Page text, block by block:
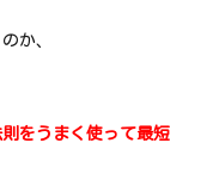
か、
をうまく使って最短